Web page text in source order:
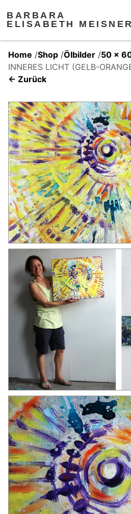
BARBARA
ELISABETH MEISNER
Home /Shop /Ölbilder /50 x
INNERES LICHT (GELB-
← Zurück